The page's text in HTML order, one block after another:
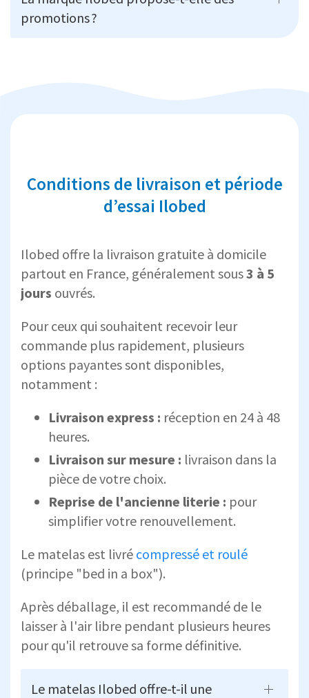
promotions ?
Conditions de livraison et période
d’essai Ilobed
Ilobed offre la livraison gratuite à domicile
partout en France, généralement sous3 à 5
jours ouvrés.
Pour ceux qui souhaitent recevoir leur
commande plus rapidement, plusieurs
options payantes sont disponibles,
notamment :
Livraison express : réception en 24 à 48
heures.
Livraison sur mesure : livraison dans la
pièce de votre choix.
Reprise de l'ancienne literie : pour
simplifier votre renouvellement.
Le matelas est livré compressé et roulé
(principe "bed in a box").
Après déballage, il est recommandé de le
laisser à l'air libre pendant plusieurs heures
pour qu'il retrouve sa forme définitive.
Le matelas Ilobed offre-t-il une